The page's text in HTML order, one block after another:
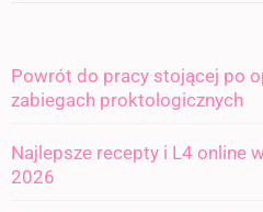
Powrót do pracy stojącej po
zabiegach proktologicznych
Najlepsze recepty i L4 online
2026